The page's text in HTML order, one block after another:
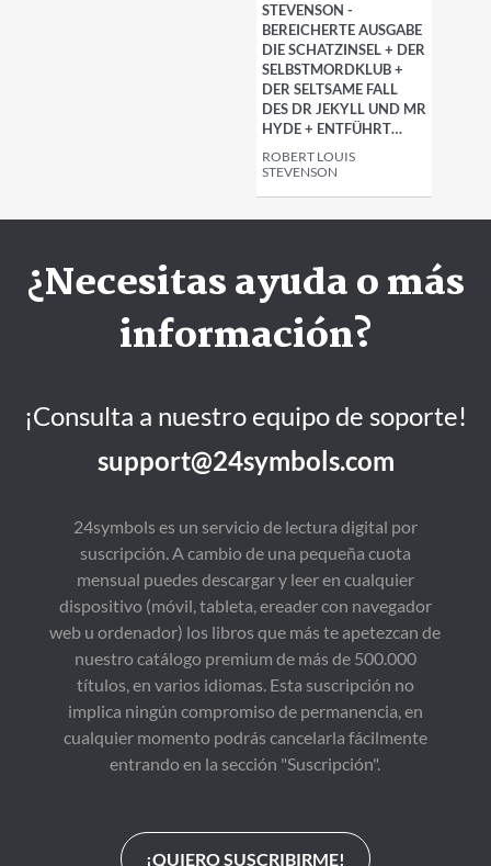
STEVENSON -
BEREICHERTE AUSGABE
DIE SCHATZINSEL + DER
SELBSTMORDKLUB +
DER SELTSAME FALL
DES DR JEKYLL UND MR
HYDE + ENTFÜHRT…
ROBERT LOUIS
STEVENSON
¿Necesitas ayuda o más
información?
¡Consulta a nuestro equipo de soporte!
support@24symbols.com
24symbols es un servicio de lectura digital por
suscripción. A cambio de una pequeña cuota
mensual puedes descargar y leer en cualquier
dispositivo (móvil, tableta, ereader con navegador
web u ordenador) los libros que más te apetezcan de
nuestro catálogo premium de más de 500.000
títulos, en varios idiomas. Esta suscripción no
implica ningún compromiso de permanencia, en
cualquier momento podrás cancelarla fácilmente
entrando en la sección "Suscripción".
¡QUIERO SUSCRIBIRME!